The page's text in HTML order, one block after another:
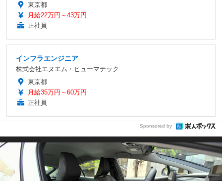
東京都
月給22万円～43万円
正社員
インフラエンジニア
株式会社エヌエム・ヒューマテック
東京都
月給35万円～60万円
正社員
Sponsored by